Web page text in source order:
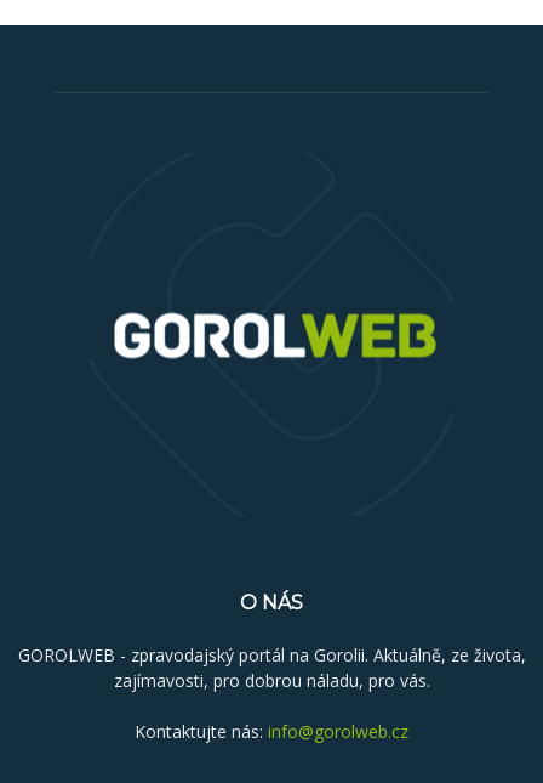
O NÁS
GOROLWEB - zpravodajský portál na Gorolii. Aktuálně, ze života,
zajímavosti, pro dobrou náladu, pro vás.
Kontaktujte nás: info@gorolweb.cz